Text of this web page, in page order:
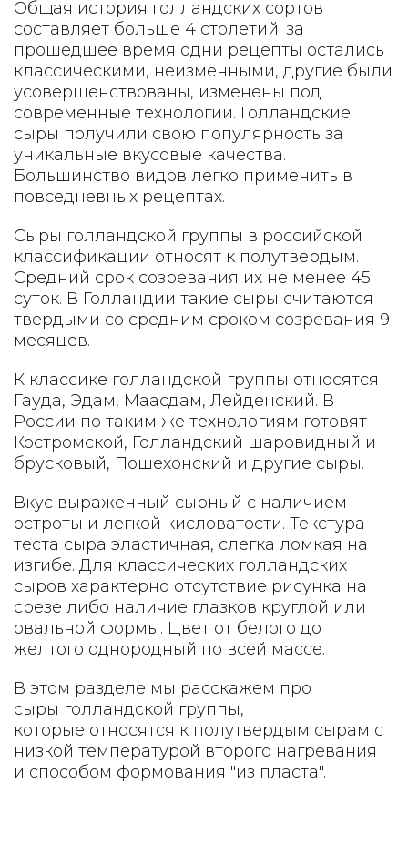
Общая история голландских сортов
составляет больше 4 столетий: за
прошедшее время одни рецепты остались
классическими, неизменными, другие были
усовершенствованы, изменены под
современные технологии. Голландские
сыры получили свою популярность за
уникальные вкусовые качества.
Большинство видов легко применить в
повседневных рецептах.
Сыры голландской группы в российской
классификации относят к полутвердым.
Средний срок созревания их не менее 45
суток. В Голландии такие сыры считаются
твердыми со средним сроком созревания 9
месяцев.
К классике голландской группы относятся
Гауда, Эдам, Маасдам, Лейденский. В
России по таким же технологиям готовят
Костромской, Голландский шаровидный и
брусковый, Пошехонский и другие сыры.
Вкус выраженный сырный с наличием
остроты и легкой кисловатости. Текстура
теста сыра эластичная, слегка ломкая на
изгибе. Для классических голландских
сыров характерно отсутствие рисунка на
срезе либо наличие глазков круглой или
овальной формы. Цвет от белого до
желтого однородный по всей массе.
В этом разделе мы расскажем про
сыры голландской группы,
которые относятся к полутвердым сырам с
низкой температурой второго нагревания
и способом формования "из пласта".